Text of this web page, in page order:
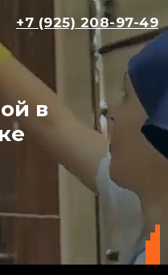
+7 (925) 208-97-49
в